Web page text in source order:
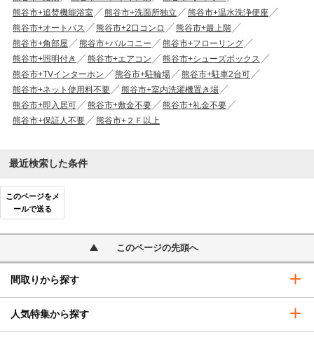
熊谷市+追焚機能浴室
熊谷市+洗面所独立
熊谷市+温水洗浄便座
熊谷市+オートバス
熊谷市+2口コンロ
熊谷市+最上階
熊谷市+角部屋
熊谷市+バルコニー
熊谷市+フローリング
熊谷市+照明付き
熊谷市+エアコン
熊谷市+シューズボックス
熊谷市+TVインターホン
熊谷市+駐輪場
熊谷市+駐車2台可
熊谷市+ネット使用料不要
熊谷市+室内洗濯機置き場
熊谷市+即入居可
熊谷市+敷金不要
熊谷市+礼金不要
熊谷市+保証人不要
熊谷市+２Ｆ以上
最近検索した条件
このページをメ
ールで送る
このページの先頭へ
間取りから探す
人気特集から探す